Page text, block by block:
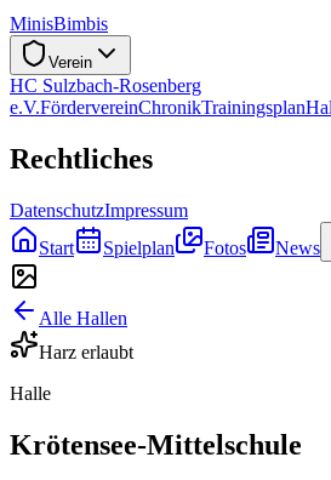
MinisBimbis
Verein
HC Sulzbach-Rosenberg
e.V.FördervereinChronikTrainingsplan
Rechtliches
DatenschutzImpressum
Start
Spielplan Fotos News
Alle Hallen
Harz erlaubt
Halle
Krötensee-Mittelschule